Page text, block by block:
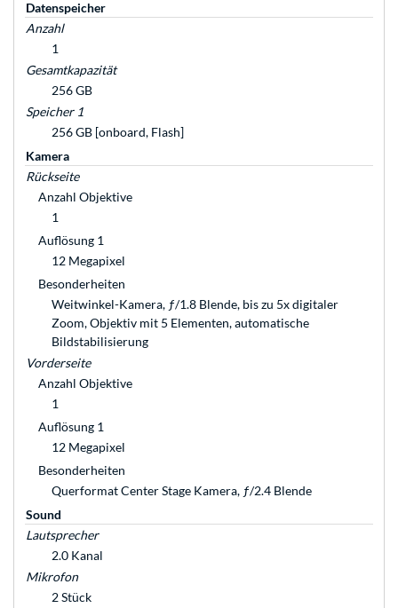
Datenspeicher
Anzahl
1
Gesamtkapazität
256 GB
Speicher 1
256 GB [onboard, Flash]
Kamera
Rückseite
Anzahl Objektive
1
Auflösung 1
12 Megapixel
Besonderheiten
Weitwinkel-Kamera, ƒ/1.8 Blende, bis zu 5x digitaler
Zoom, Objektiv mit 5 Elementen, automatische
Bildstabilisierung
Vorderseite
Anzahl Objektive
1
Auflösung 1
12 Megapixel
Besonderheiten
Querformat Center Stage Kamera, ƒ/2.4 Blende
Sound
Lautsprecher
2.0 Kanal
Mikrofon
2 Stück